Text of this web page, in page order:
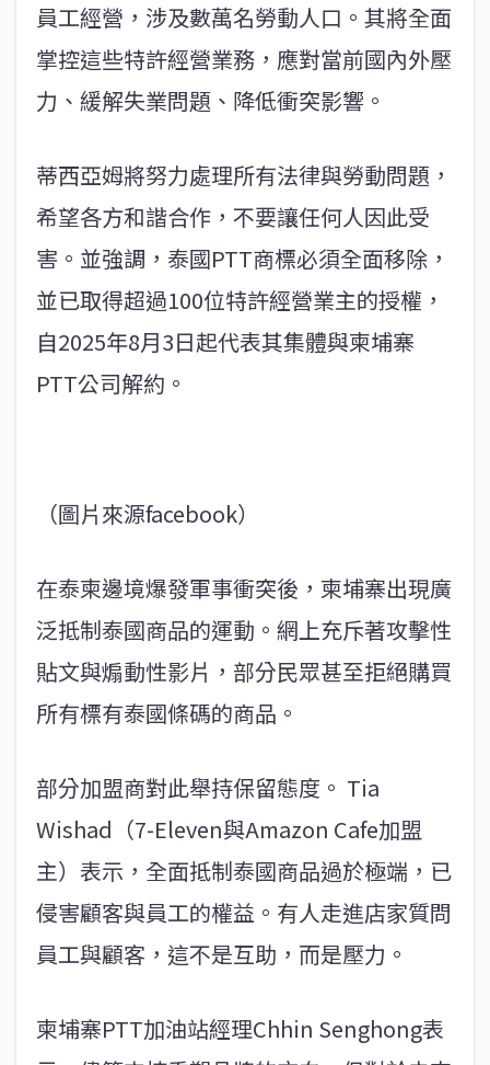
員工經營，涉及數萬名勞動人口。其將全面
掌控這些特許經營業務，應對當前國內外壓
力、緩解失業問題、降低衝突影響。
蒂西亞姆將努力處理所有法律與勞動問題，
希望各方和諧合作，不要讓任何人因此受
害。並強調，泰國PTT商標必須全面移除，
並已取得超過100位特許經營業主的授權，
自2025年8月3日起代表其集體與柬埔寨
PTT公司解約。
（圖片來源facebook）
在泰柬邊境爆發軍事衝突後，柬埔寨出現廣
泛抵制泰國商品的運動。網上充斥著攻擊性
貼文與煽動性影片，部分民眾甚至拒絕購買
所有標有泰國條碼的商品。
部分加盟商對此舉持保留態度。 Tia
Wishad（7-Eleven與Amazon Cafe加盟
主）表示，全面抵制泰國商品過於極端，已
侵害顧客與員工的權益。有人走進店家質問
員工與顧客，這不是互助，而是壓力。
柬埔寨PTT加油站經理Chhin Senghong表